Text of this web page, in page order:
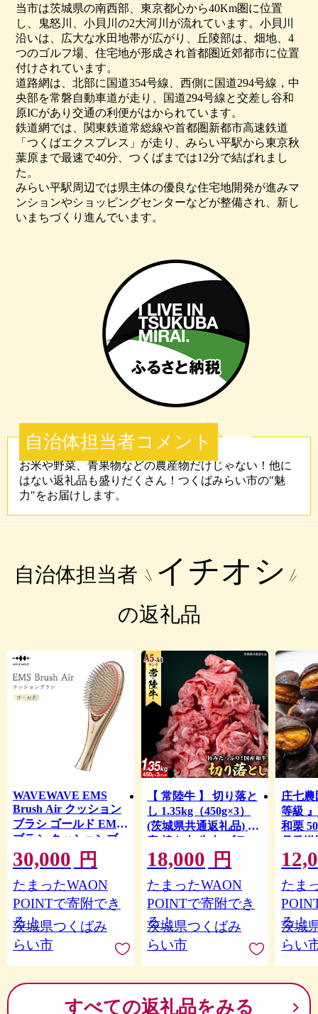
当市は茨城県の南西部、東京都心から40Km圏に位置
し、鬼怒川、小貝川の2大河川が流れています。小貝川
沿いは、広大な水田地帯が広がり、丘陵部は、畑地、4
つのゴルフ場、住宅地が形成され首都圏近郊都市に位置
付けされています。
道路網は、北部に国道354号線、西側に国道294号線，中
央部を常磐自動車道が走り、国道294号線と交差し谷和
原ICがあり交通の利便がはかられています。
鉄道網では、関東鉄道常総線や首都圏新都市高速鉄道
「つくばエクスプレス」が走り、みらい平駅から東京秋
葉原まで最速で40分、つくばまでは12分で結ばれまし
た。
みらい平駅周辺では県主体の優良な住宅地開発が進みマ
ンションやショッピングセンターなどが整備され、新し
いまちづくり進んでいます。
自治体担当者コメント
お米や野菜、青果物などの農産物だけじゃない！他に
はない返礼品も盛りだくさん！つくばみらい市の"魅
力"をお届けします。
自治体担当者 イチオシ
の返礼品
WAVEWAVE EMS
Brush Air クッション
ブラシ ゴールド EMS
ブラシ クッションブ
ラシ マイクロカレン
ト マイナスイオン 赤
色LED 潤い 艶 光エス
テ ヘアブラシ 頭皮ケ
ア 美容 ヘアケア ブラ
ッシュエアー ブラシ
エアー ウェイブウェ
イブ 誕生日 プレゼン
ージ 家電 電化製品 新
生活 プレゼント 新生
30,000 円
たまったWAON
POINTで寄附でき
る！
茨城県つくばみ
らい市
【 常陸牛 】 切り落と
し 1.35kg（450g×3）
(茨城県共通返礼品) 国
産 焼き肉 牛肉 ブラン
ド牛肉 ブランド牛 国
産牛 黒毛和牛 和牛 国
産黒毛和牛 お肉 A4ラ
ンク A5ランク すき焼
き 牛丼 小分け
[BX114-NT]
18,000 円
たまったWAON
POINTで寄附でき
る！
茨城県つくばみ
らい市
庄七
等級
和栗
月発
取り
くり
ーツ
い 果
農園
たま
る！
茨城
らい
すべての返礼品をみる